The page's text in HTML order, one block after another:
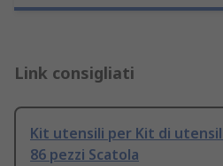
Link consigliati
Kit utensili per Kit di
86 pezzi Scatola